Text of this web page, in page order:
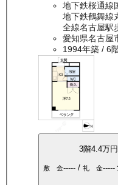
地下鉄桜通線
地下鉄鶴舞線
全線名古屋駅
愛知県名古屋
1994年築/ 6
3階4.4万円
敷 金-----/ 礼 金-----